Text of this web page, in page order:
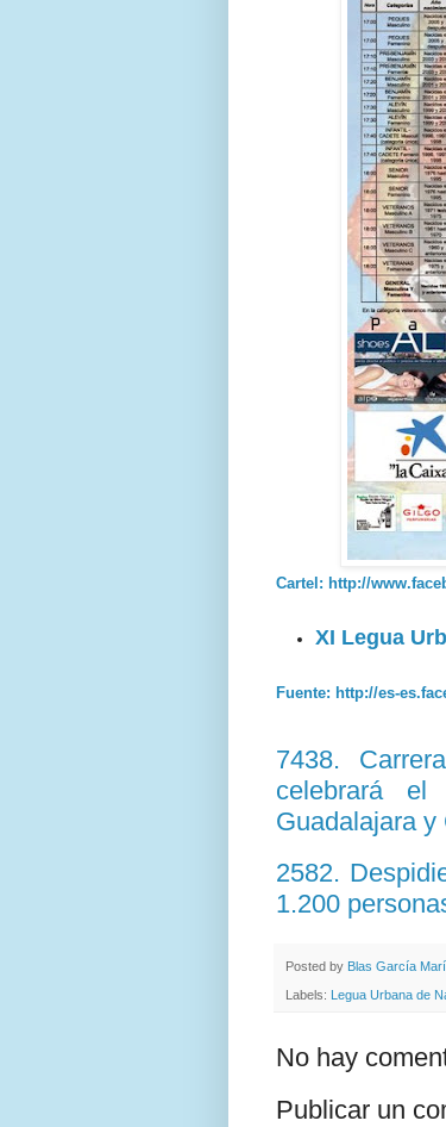
Cartel: http://
XI Legua
Fuente: http://es-
7438.
celebrará
Guadalajara y
2582.
1.200
Posted by Blas García
Labels: Legua Urbana de
No hay
Publicar un